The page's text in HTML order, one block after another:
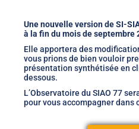
Une nouvelle version de SI-
à la fin du mois de septembre
Elle apportera des
vous prions de bien vouloir
présentation synthétisée en
dessous.
L’Observatoire du SIAO 77
pour vous accompagner dans